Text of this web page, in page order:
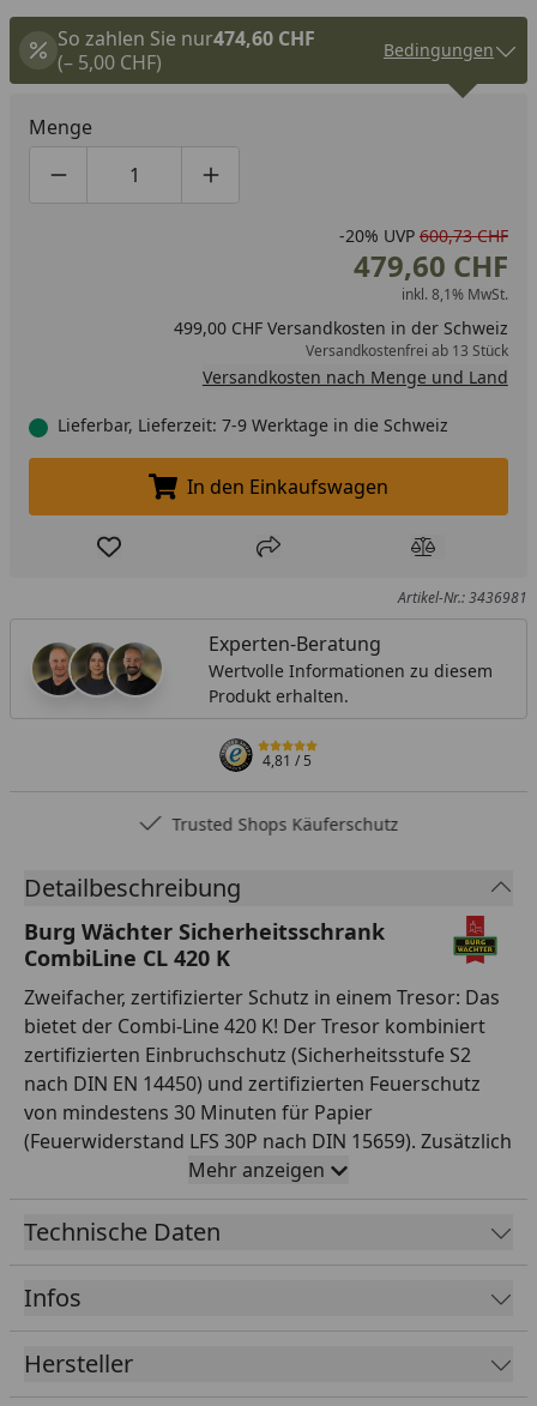
So zahlen Sie nur474,60 CHF
(– 5,00 CHF)
Bedingungen
Menge
Produktmenge um eins verringern
Produktmenge manuell eingeben
Produktmenge um eins erhöhen
-20% UVP 600,73 CHF
479,60 CHF
inkl. 8,1% MwSt.
499,00 CHF Versandkosten in der Schweiz
Versandkostenfrei ab 13 Stück
Versandkosten nach Menge und Land
Lieferbar, Lieferzeit: 7-9 Werktage in die Schweiz
In den Einkaufswagen legen
In den Einkaufswagen
Produkt zur Wunschliste hinzufügen
Teilen Produkt
Artikel-Nr.: 3436981
Experten-Beratung
Wertvolle Informationen zu diesem
Produkt erhalten.
4,81/ 5
Trusted Shops Käuferschutz
Detailbeschreibung
Burg Wächter Sicherheitsschrank
CombiLine CL 420 K
Zweifacher, zertifizierter Schutz in einem Tresor: Das
bietet der Combi-Line 420 K! Der Tresor kombiniert
zertifizierten Einbruchschutz (Sicherheitsstufe S2
nach DIN EN 14450) und zertifizierten Feuerschutz
von mindestens 30 Minuten für Papier
(Feuerwiderstand LFS 30P nach DIN 15659). Zusätzlich
ist eine Verbundisolation vor dem Türblatt als
Wärmeschutz für Schloss und Riegelwerk eingebaut.
Somit ist der Combi-Line in zeitlosem Schwarz ideal
Dokumenten und Liebgewonnenem geeignet. Das
Zusammenspiel verschiedener Komponenten sorgt
bietet der Tresor eine doppelwandige Konstruktion,
seitliche Verriegelungen mit 25 mm starken
Mehr anzeigen
Technische Daten
Infos
Hersteller